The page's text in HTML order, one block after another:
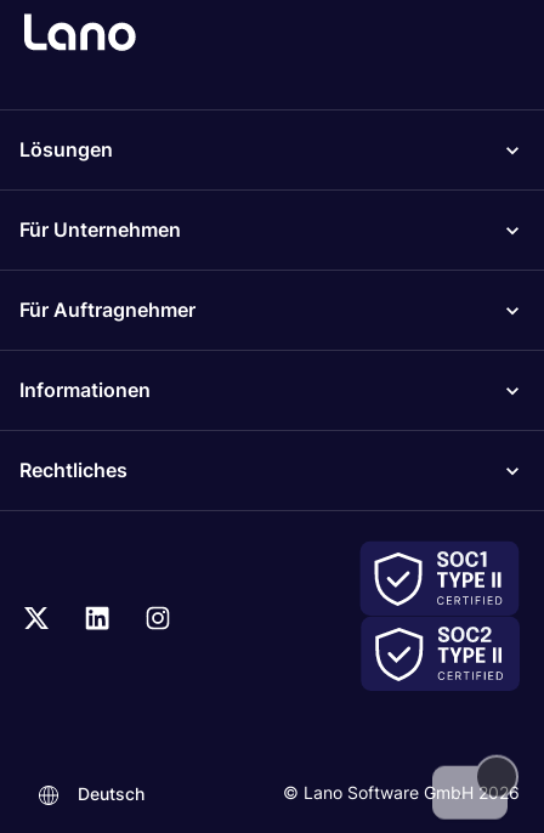
Lösungen
Für Unternehmen
Für Auftragnehmer
Informationen
Rechtliches
© Lano Software GmbH 2026
Deutsch
.